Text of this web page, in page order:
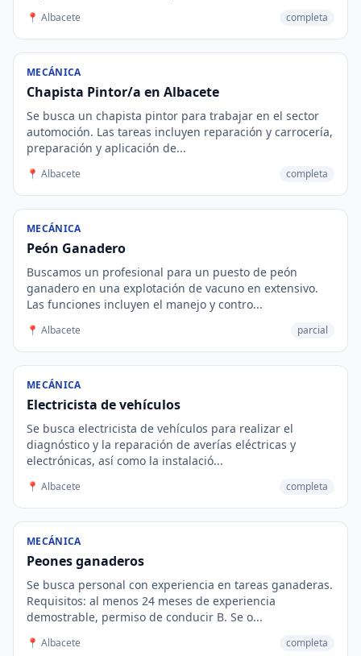
📍 Albacete completa
MECÁNICA
Chapista Pintor/a en Albacete
Se busca un chapista pintor para trabajar en el sector
automoción. Las tareas incluyen reparación y carrocería,
preparación y aplicación de...
📍 Albacete completa
MECÁNICA
Peón Ganadero
Buscamos un profesional para un puesto de peón
ganadero en una explotación de vacuno en extensivo.
Las funciones incluyen el manejo y contro...
📍 Albacete parcial
MECÁNICA
Electricista de vehículos
Se busca electricista de vehículos para realizar el
diagnóstico y la reparación de averías eléctricas y
electrónicas, así como la instalació...
📍 Albacete completa
MECÁNICA
Peones ganaderos
Se busca personal con experiencia en tareas ganaderas.
Requisitos: al menos 24 meses de experiencia
demostrable, permiso de conducir B. Se o...
📍 Albacete completa